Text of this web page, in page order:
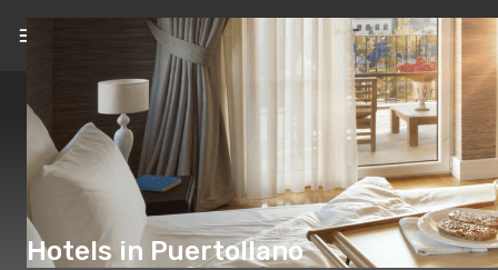
DE(€)
Hotels in Puertollano